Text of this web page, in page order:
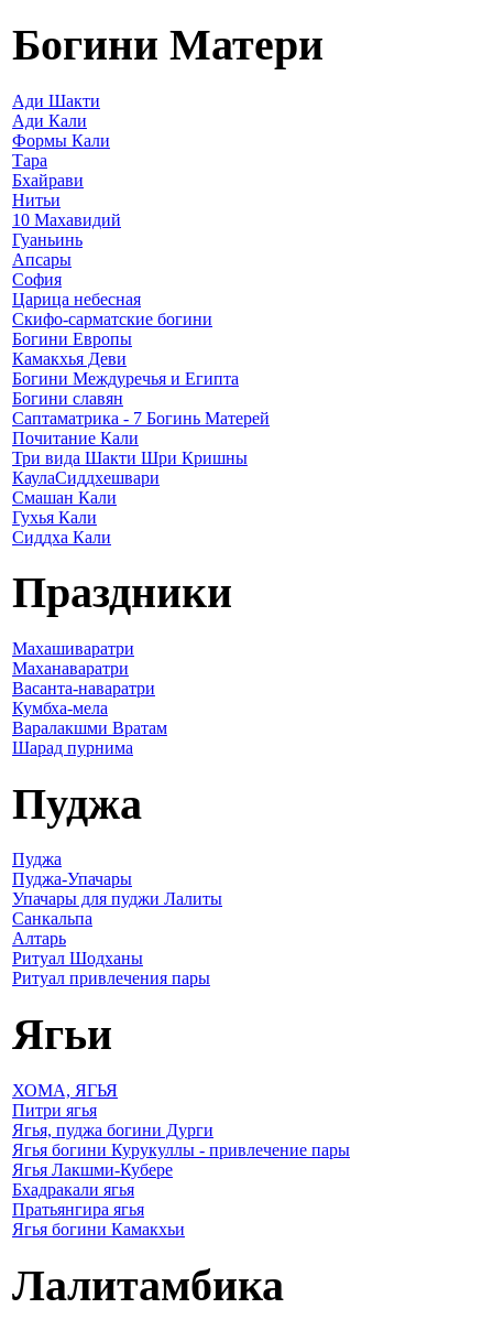
Богини Матери
Ади Шакти
Ади Кали
Формы Кали
Тара
Бхайрави
Нитьи
10 Махавидий
Гуаньинь
Апсары
София
Царица небесная
Скифо-сарматские богини
Богини Европы
Камакхья Деви
Богини Междуречья и Египта
Богини славян
Саптаматрика - 7 Богинь Матерей
Почитание Кали
Три вида Шакти Шри Кришны
КаулаСиддхешвари
Смашан Кали
Гухья Кали
Сиддха Кали
Праздники
Махашиваратри
Маханаваратри
Васанта-наваратри
Кумбха-мела
Варалакшми Вратам
Шарад пурнима
Пуджа
Пуджа
Пуджа-Упачары
Упачары для пуджи Лалиты
Санкальпа
Алтарь
Ритуал Шодханы
Ритуал привлечения пары
Ягьи
ХОМА, ЯГЬЯ
Питри ягья
Ягья, пуджа богини Дурги
Ягья богини Курукуллы - привлечение пары
Ягья Лакшми-Кубере
Бхадракали ягья
Пратьянгира ягья
Ягья богини Камакхьи
Лалитамбика